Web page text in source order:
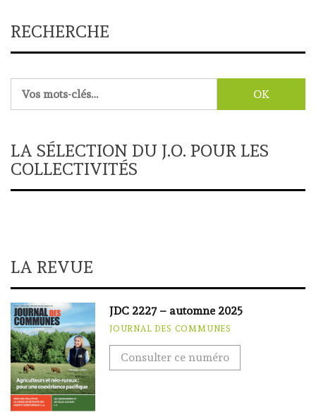
RECHERCHE
LA SÉLECTION DU J.O. POUR LES
COLLECTIVITÉS
LA REVUE
JDC 2227 – automne 2025
JOURNAL DES COMMUNES
Consulter ce numéro